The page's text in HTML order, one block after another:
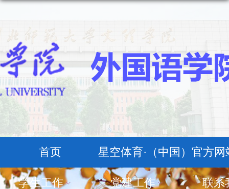
首页 星空体育·（中国）官方
学生工作 党建工作 联系